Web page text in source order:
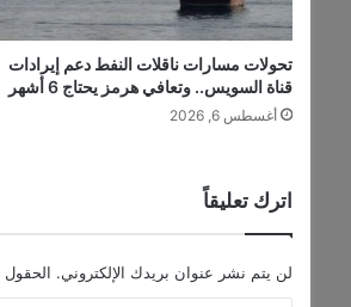
تحولات مسارات ناقلات النفط دعم إيرادات
قناة السويس.. وتعافي هرمز يحتاج 6 أشهر
أغسطس 6, 2026
اترك تعليقاً
لن يتم نشر عنوان بريدك الإلكتروني. الحقول